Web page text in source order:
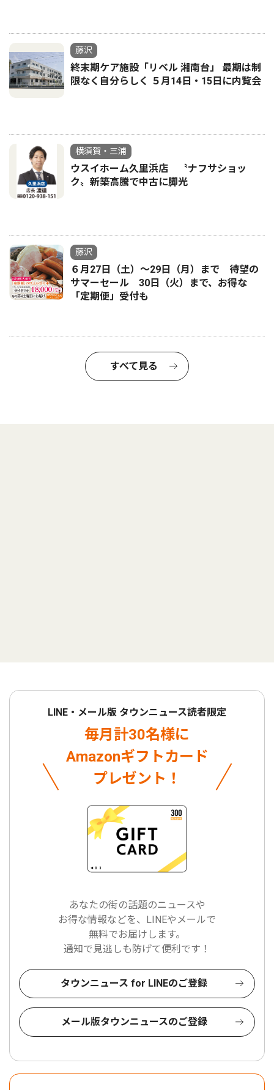
藤沢
終末期ケア施設「リベル 湘南台」 最期は制
限なく自分らしく ５月14日・15日に内覧会
横須賀・三浦
ウスイホーム久里浜店 〝ナフサショッ
ク〟新築高騰で中古に脚光
藤沢
６月27日（土）〜29日（月）まで 待望の
サマーセール 30日（火）まで、お得な
「定期便」受付も
すべて見る
LINE・メール版 タウンニュース読者限定
毎月計30名様に
Amazonギフトカード
プレゼント！
あなたの街の話題のニュースや
お得な情報などを、LINEやメールで
無料でお届けします。
通知で見逃しも防げて便利です！
タウンニュース for LINEのご登録
メール版タウンニュースのご登録